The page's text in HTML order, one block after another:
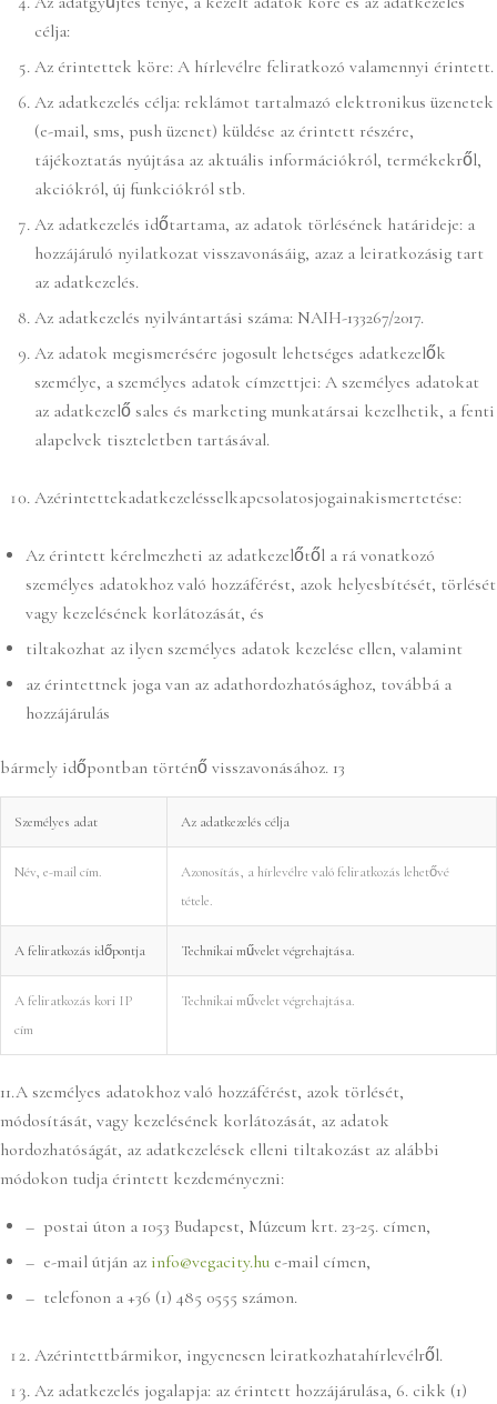
célja:
Az érintettek köre: A hírlevélre feliratkozó valamennyi érintett.
Az adatkezelés célja: reklámot tartalmazó elektronikus üzenetek
(e-mail, sms, push üzenet) küldése az érintett részére,
tájékoztatás nyújtása az aktuális információkról, termékekről,
akciókról, új funkciókról stb.
Az adatkezelés időtartama, az adatok törlésének határideje: a
hozzájáruló nyilatkozat visszavonásáig, azaz a leiratkozásig tart
az adatkezelés.
Az adatkezelés nyilvántartási száma: NAIH-133267/2017.
Az adatok megismerésére jogosult lehetséges adatkezelők
személye, a személyes adatok címzettjei: A személyes adatokat
az adatkezelő sales és marketing munkatársai kezelhetik, a fenti
alapelvek tiszteletben tartásával.
Azérintettekadatkezelésselkapcsolatosjogainakismertetése:
Az érintett kérelmezheti az adatkezelőtől a rá vonatkozó
személyes adatokhoz való hozzáférést, azok helyesbítését, törlését
vagy kezelésének korlátozását, és
tiltakozhat az ilyen személyes adatok kezelése ellen, valamint
az érintettnek joga van az adathordozhatósághoz, továbbá a
hozzájárulás
bármely időpontban történő visszavonásához. 13
Személyes adat Az adatkezelés célja
Név, e-mail cím.
Azonosítás, a hírlevélre való feliratkozás lehetővé
tétele.
A feliratkozás időpontja Technikai művelet végrehajtása.
A feliratkozás kori IP
cím
Technikai művelet végrehajtása.
11.A személyes adatokhoz való hozzáférést, azok törlését,
módosítását, vagy kezelésének korlátozását, az adatok
hordozhatóságát, az adatkezelések elleni tiltakozást az alábbi
módokon tudja érintett kezdeményezni:
– postai úton a 1053 Budapest, Múzeum krt. 23-25. címen,
– e-mail útján az info@vegacity.hu e-mail címen,
– telefonon a +36 (1) 485 0555 számon.
Azérintettbármikor, ingyenesen leiratkozhatahírlevélről.
Az adatkezelés jogalapja: az érintett hozzájárulása, 6. cikk (1)